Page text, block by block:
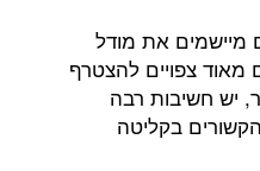
מיישמים את מודל
מאוד צפויים להצטרף
יש חשיבות רבה
בקליטה